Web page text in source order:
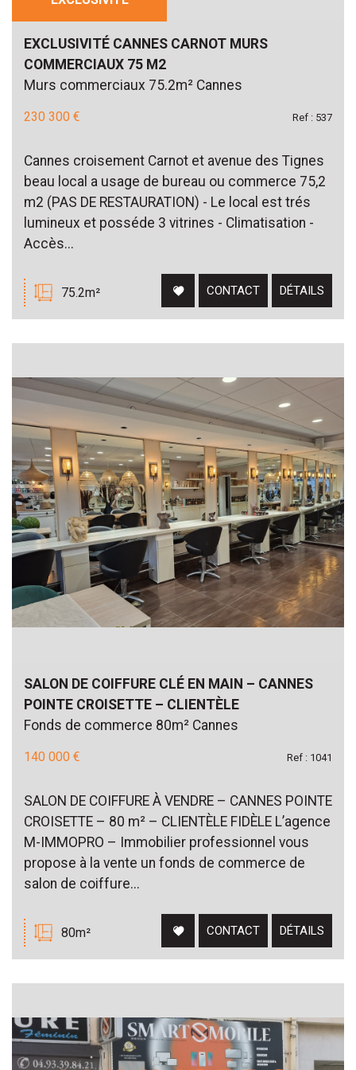
Piscine Parking Terrasse
EXCLUSIVITÉ CANNES CARNOT MURS
COMMERCIAUX 75 M2
Murs commerciaux 75.2m² Cannes
230 300 € Ref : 537
Cannes croisement Carnot et avenue des Tignes
beau local a usage de bureau ou commerce 75,2
m2 (PAS DE RESTAURATION) - Le local est trés
lumineux et posséde 3 vitrines - Climatisation -
Accès...
75.2m² CONTACT DÉTAILS
SALON DE COIFFURE CLÉ EN MAIN – CANNES
POINTE CROISETTE – CLIENTÈLE
Fonds de commerce 80m² Cannes
140 000 € Ref : 1041
SALON DE COIFFURE À VENDRE – CANNES POINTE
CROISETTE – 80 m² – CLIENTÈLE FIDÈLE L’agence
M-IMMOPRO – Immobilier professionnel vous
propose à la vente un fonds de commerce de
salon de coiffure...
80m² CONTACT DÉTAILS